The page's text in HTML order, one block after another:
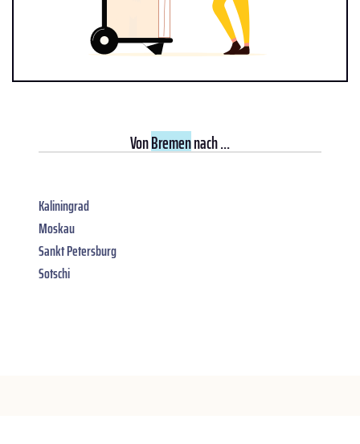
VonBremennach ...
Kaliningrad
Moskau
Sankt Petersburg
Sotschi